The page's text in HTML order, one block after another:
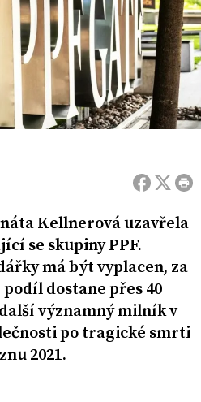
Kellnerová uzavřela
se skupiny PPF.
má být vyplacen, za
dostane přes 40
významný milník v
po tragické smrti
2021.